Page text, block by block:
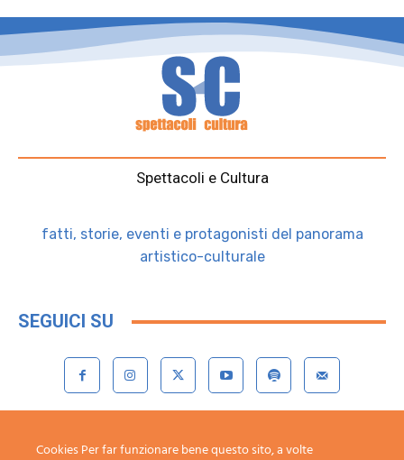
Spettacoli e Cultura
fatti, storie, eventi e protagonisti del panorama
artistico-culturale
SEGUICI SU
redazione@spettacoliecultura.it
Cookies Per far funzionare bene questo sito, a volte